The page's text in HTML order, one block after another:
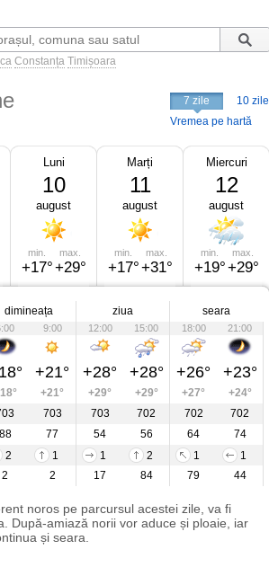
Constanța Timișoara
7 zile
10 zile
Vremea pe hartă
Luni
10
august
min.
+17°
max.
+29°
Marți
11
august
min.
+17°
max.
+31°
Miercuri
12
august
min.
+19°
max.
+29°
dimineața ziua seara
9:00 12:00 15:00 18:00 21:00
+21° +28° +28° +26° +23°
+21° +29° +29° +27°
+24°
703 703 702 702
702
88 77 54 56 64
74
2 1 1 2 1
1
2 2 17 84 79 44
noros pe parcursul acestei zile, va fi
După-amiază norii vor aduce și ploaie, iar
și seara.